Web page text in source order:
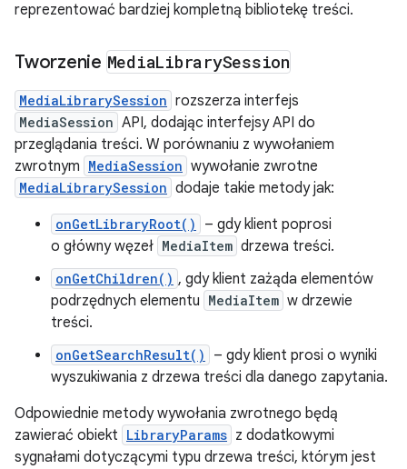
reprezentować bardziej kompletną bibliotekę treści.
Tworzenie MediaLibrarySession
MediaLibrarySession rozszerza interfejs
MediaSession API, dodając interfejsy API do
przeglądania treści. W porównaniu z wywołaniem
zwrotnym MediaSession wywołanie zwrotne
MediaLibrarySession dodaje takie metody jak:
onGetLibraryRoot()
– gdy klient poprosi
o główny węzeł MediaItem drzewa treści.
onGetChildren() , gdy klient zażąda elementów
podrzędnych elementu MediaItem w drzewie
treści.
onGetSearchResult()
– gdy klient prosi o wyniki
wyszukiwania z drzewa treści dla danego zapytania.
Odpowiednie metody wywołania zwrotnego będą
zawierać obiekt LibraryParams z dodatkowymi
sygnałami dotyczącymi typu drzewa treści, którym jest